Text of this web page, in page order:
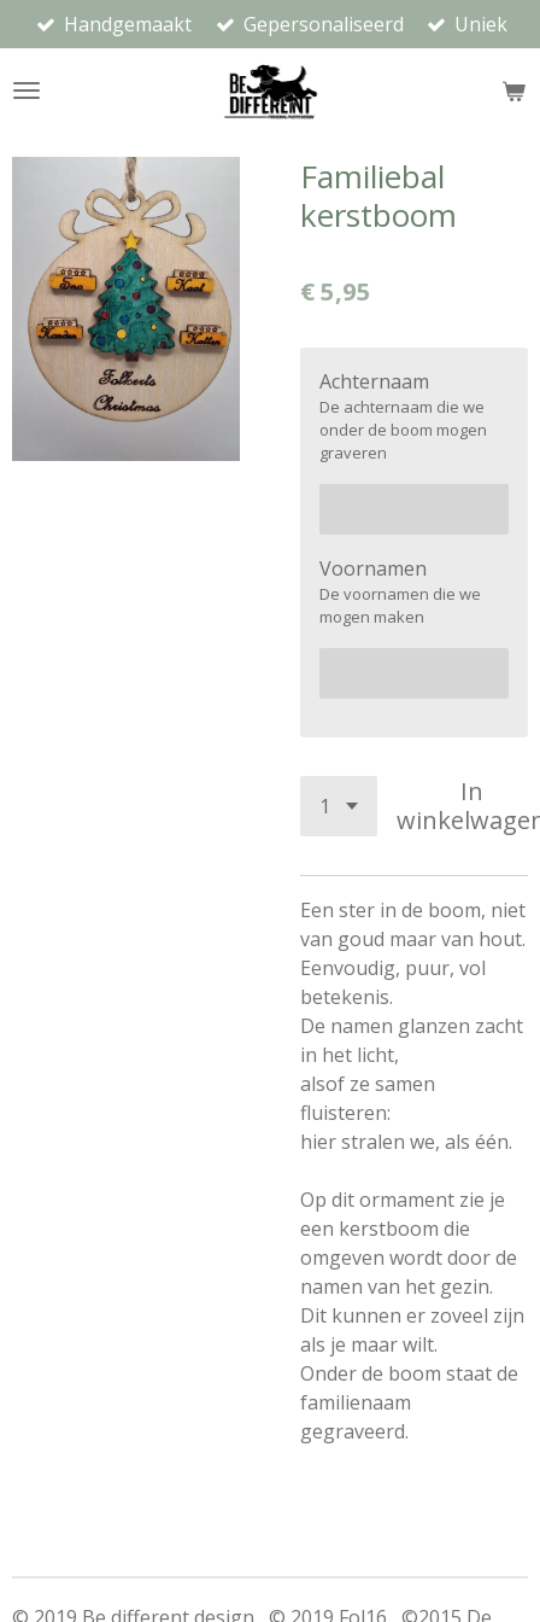
direct
naar
Handgemaakt Gepersonaliseerd Uniek
Familiebal
kerstboom
€ 5,95
Achternaam
De achternaam die we
onder de boom mogen
graveren
Voornamen
De voornamen die we
mogen maken
In
Een ster in de boom, niet
van goud maar van hout.
Eenvoudig, puur, vol
betekenis.
De namen glanzen zacht
in het licht,
alsof ze samen
fluisteren:
hier stralen we, als één.
Op dit ormament zie je
een kerstboom die
omgeven wordt door de
namen van het gezin.
Dit kunnen er zoveel zijn
als je maar wilt.
Onder de boom staat de
familienaam
gegraveerd.